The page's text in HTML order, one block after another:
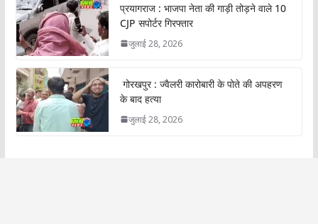
प्रयागराज : भाजपा नेता की गाड़ी तोड़ने वाले 10
CJP सपोर्टर गिरफ्तार
जुलाई 28, 2026
गोरखपुर : ज्वैलरी कारोबारी के पोते की अपहरण
के बाद हत्या
जुलाई 28, 2026